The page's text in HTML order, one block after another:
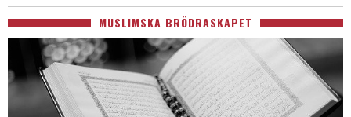
MUSLIMSKA BRÖDRASKAPET